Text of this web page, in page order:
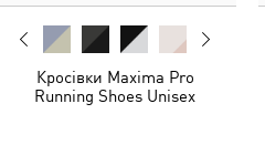
Кросівки Maxima Pro
Running Shoes Unisex